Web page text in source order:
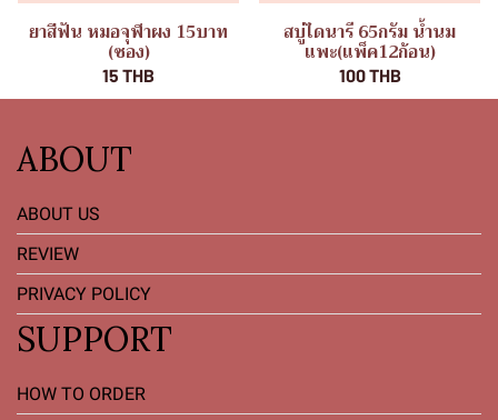
ยาสีฟัน หมอจุฬาผง 15บาท
(ซอง)
15 THB
สบู่ไดนารี 65กรัม น้ำนม
แพะ(แพ็ค12ก้อน)
100 THB
ABOUT
ABOUT US
REVIEW
PRIVACY POLICY
SUPPORT
HOW TO ORDER